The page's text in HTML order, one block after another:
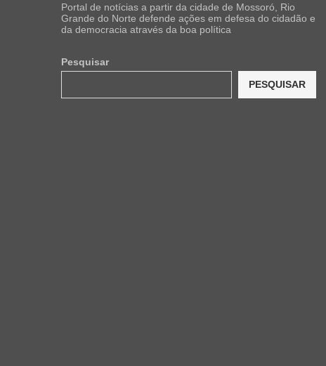
Portal de notícias a partir da cidade de Mossoró, Rio
Grande do Norte defende ações em defesa do cidadão e
da democracia através da boa política
Pesquisar
PESQUISAR